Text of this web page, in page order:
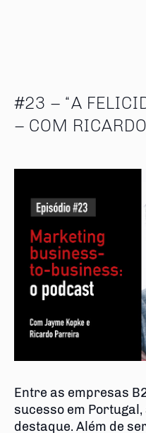
#23 – “A
– COM
Entre as empresas
sucesso em Portugal,
destaque. Além de